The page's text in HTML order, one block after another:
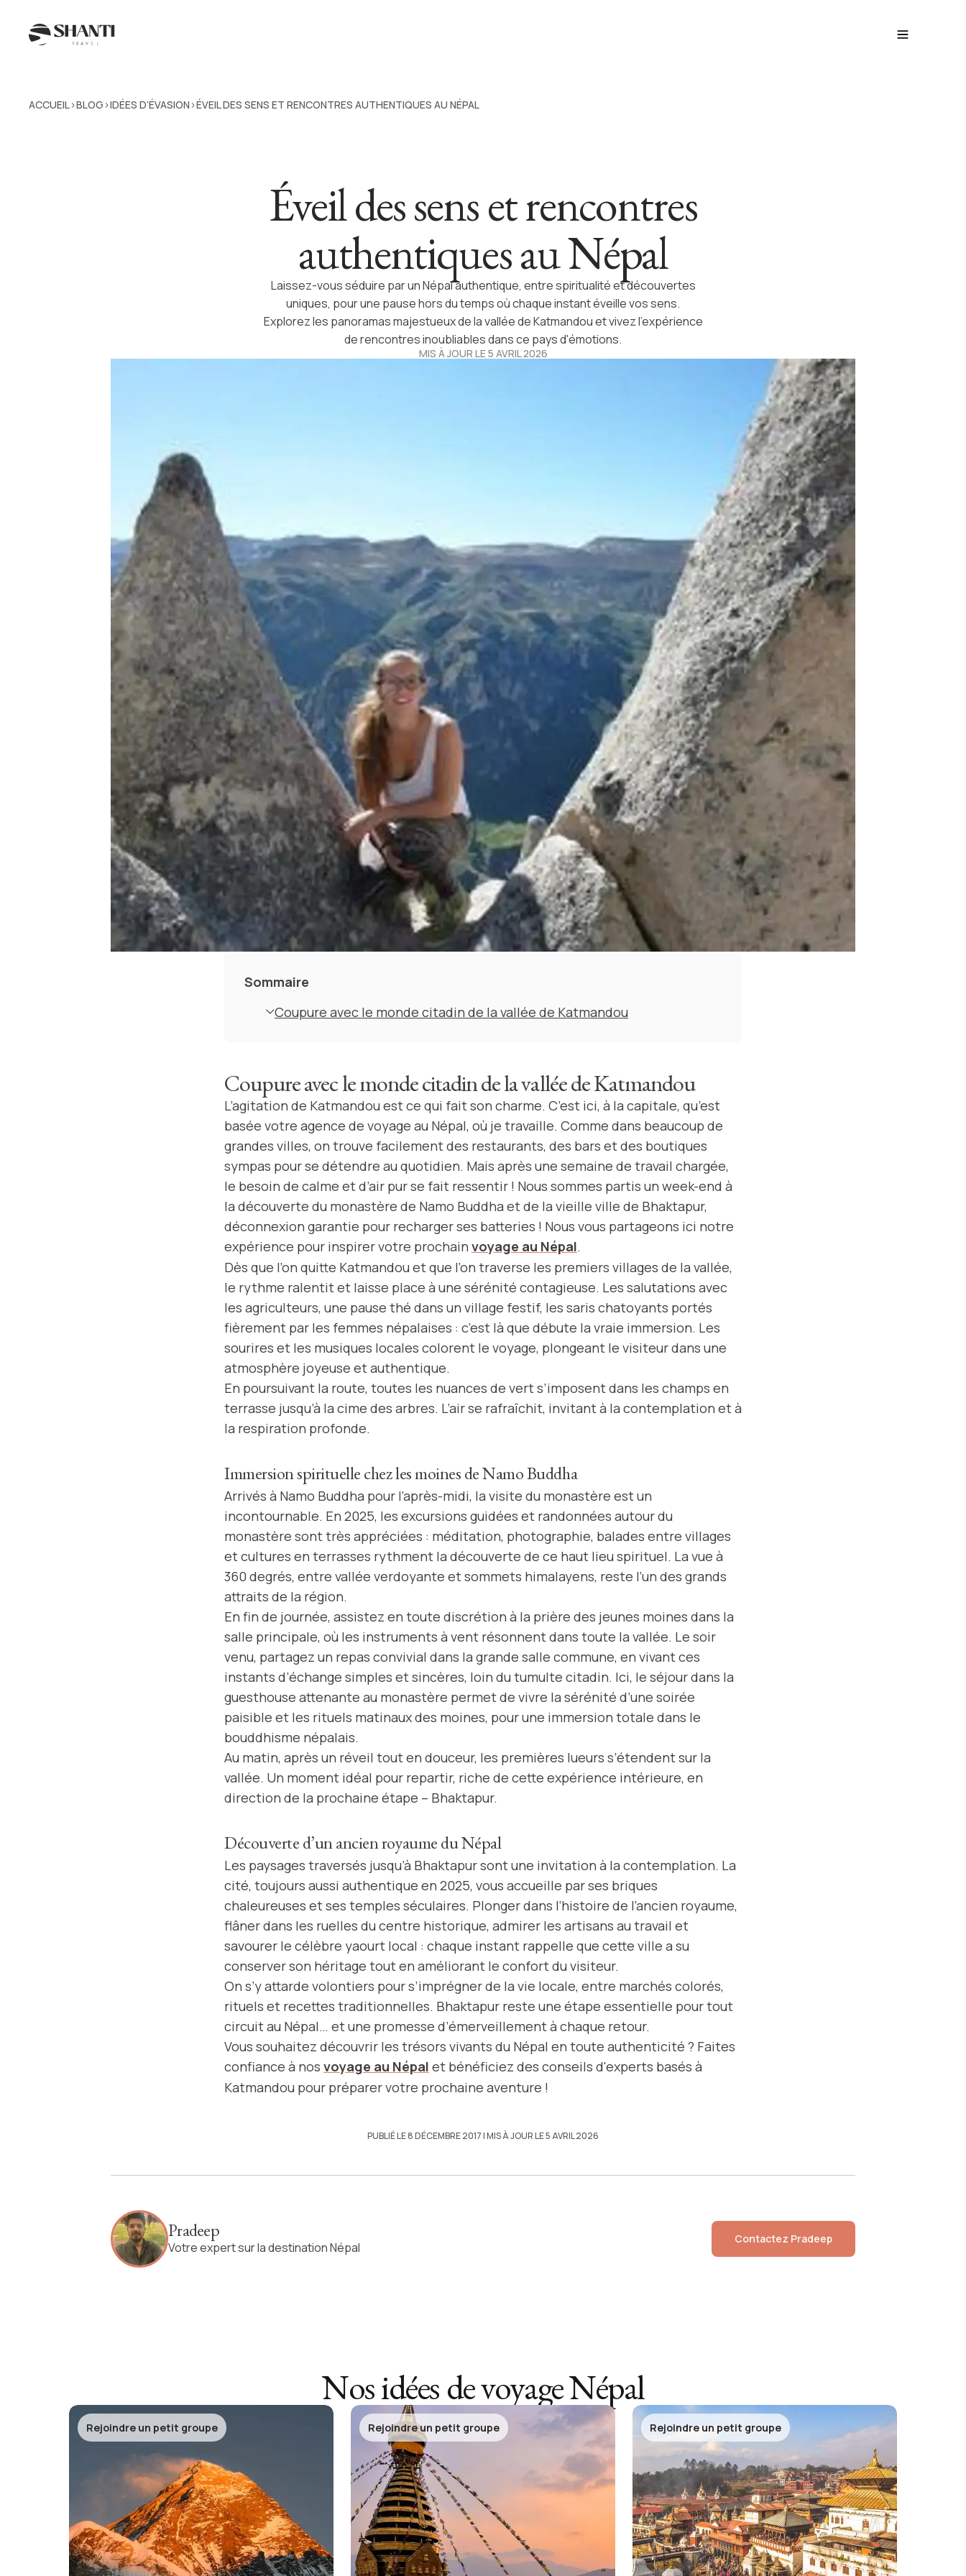
ACCUEIL>BLOG >IDÉES D’ÉVASION >ÉVEIL DES SENS ET RENCONTRES AUTHENTIQUES AU NÉPAL
Éveil des sens et rencontres
authentiques au Népal
Laissez-vous séduire par un Népal authentique, entre spiritualité et découvertes
uniques, pour une pause hors du temps où chaque instant éveille vos sens.
Explorez les panoramas majestueux de la vallée de Katmandou et vivez l'expérience
de rencontres inoubliables dans ce pays d'émotions.
MIS À JOUR LE 5 AVRIL 2026
Sommaire
Coupure avec le monde citadin de la vallée de Katmandou
Coupure avec le monde citadin de la vallée de Katmandou
L’agitation de Katmandou est ce qui fait son charme. C’est ici, à la capitale, qu’est
basée votre agence de voyage au Népal, où je travaille. Comme dans beaucoup de
grandes villes, on trouve facilement des restaurants, des bars et des boutiques
sympas pour se détendre au quotidien. Mais après une semaine de travail chargée,
le besoin de calme et d’air pur se fait ressentir ! Nous sommes partis un week-end à
la découverte du monastère de Namo Buddha et de la vieille ville de Bhaktapur,
déconnexion garantie pour recharger ses batteries ! Nous vous partageons ici notre
expérience pour inspirer votre prochain voyage au Népal.
Dès que l’on quitte Katmandou et que l’on traverse les premiers villages de la vallée,
le rythme ralentit et laisse place à une sérénité contagieuse. Les salutations avec
les agriculteurs, une pause thé dans un village festif, les saris chatoyants portés
fièrement par les femmes népalaises : c’est là que débute la vraie immersion. Les
sourires et les musiques locales colorent le voyage, plongeant le visiteur dans une
atmosphère joyeuse et authentique.
En poursuivant la route, toutes les nuances de vert s’imposent dans les champs en
terrasse jusqu’à la cime des arbres. L’air se rafraîchit, invitant à la contemplation et à
la respiration profonde.
Immersion spirituelle chez les moines de Namo Buddha
Arrivés à Namo Buddha pour l’après-midi, la visite du monastère est un
incontournable. En 2025, les excursions guidées et randonnées autour du
monastère sont très appréciées : méditation, photographie, balades entre villages
et cultures en terrasses rythment la découverte de ce haut lieu spirituel. La vue à
360 degrés, entre vallée verdoyante et sommets himalayens, reste l’un des grands
attraits de la région.
En fin de journée, assistez en toute discrétion à la prière des jeunes moines dans la
salle principale, où les instruments à vent résonnent dans toute la vallée. Le soir
venu, partagez un repas convivial dans la grande salle commune, en vivant ces
instants d’échange simples et sincères, loin du tumulte citadin. Ici, le séjour dans la
guesthouse attenante au monastère permet de vivre la sérénité d’une soirée
paisible et les rituels matinaux des moines, pour une immersion totale dans le
bouddhisme népalais.
Au matin, après un réveil tout en douceur, les premières lueurs s’étendent sur la
vallée. Un moment idéal pour repartir, riche de cette expérience intérieure, en
direction de la prochaine étape – Bhaktapur.
Découverte d’un ancien royaume du Népal
Les paysages traversés jusqu’à Bhaktapur sont une invitation à la contemplation. La
cité, toujours aussi authentique en 2025, vous accueille par ses briques
chaleureuses et ses temples séculaires. Plonger dans l’histoire de l’ancien royaume,
flâner dans les ruelles du centre historique, admirer les artisans au travail et
savourer le célèbre yaourt local : chaque instant rappelle que cette ville a su
conserver son héritage tout en améliorant le confort du visiteur.
On s’y attarde volontiers pour s’imprégner de la vie locale, entre marchés colorés,
rituels et recettes traditionnelles. Bhaktapur reste une étape essentielle pour tout
circuit au Népal… et une promesse d’émerveillement à chaque retour.
Vous souhaitez découvrir les trésors vivants du Népal en toute authenticité ? Faites
confiance à nos voyage au Népal et bénéficiez des conseils d'experts basés à
Katmandou pour préparer votre prochaine aventure !
PUBLIÉ LE 8 DÉCEMBRE 2017| MIS À JOUR LE 5 AVRIL 2026
Pradeep
Votre expert sur la destination Népal
Contactez Pradeep
Nos idées de voyageNépal
Rejoindre un petit groupe Rejoindre un petit groupe Rejoindre un petit groupe